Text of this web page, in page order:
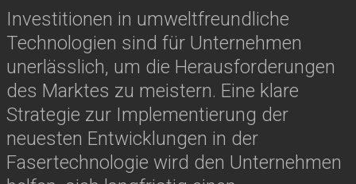
Investitionen in umweltfreundliche
Technologien sind für Unternehmen
unerlässlich, um die Herausforderungen
des Marktes zu meistern. Eine klare
Strategie zur Implementierung der
neuesten Entwicklungen in der
Fasertechnologie wird den Unternehmen